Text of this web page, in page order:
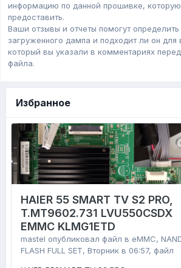
информацию по данной прошивке,
предоставить.
Ваши отзывы и отчеты помогут
загруженного дампa и подходит ли он
который вы указали в комментариях
файла.
Избранное
HAIER 55 SMART TV S2 PRO,
T.MT9602.731 LVU550CSDX
EMMC KLMG1ETD
mastel опубликовал файл в eMMC,
FLASH FULL SET, Вторник в 06:57, файл